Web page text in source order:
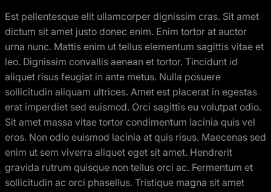
Est pellentesque elit ullamcorper dignissim cras. Sit amet
dictum sit amet justo donec enim. Enim tortor at auctor
urna nunc. Mattis enim ut tellus elementum sagittis vitae et
leo. Dignissim convallis aenean et tortor. Tincidunt id
aliquet risus feugiat in ante metus. Nulla posuere
sollicitudin aliquam ultrices. Amet est placerat in egestas
erat imperdiet sed euismod. Orci sagittis eu volutpat odio.
Sit amet massa vitae tortor condimentum lacinia quis vel
eros. Non odio euismod lacinia at quis risus. Maecenas sed
enim ut sem viverra aliquet eget sit amet. Hendrerit
gravida rutrum quisque non tellus orci ac. Fermentum et
sollicitudin ac orci phasellus. Tristique magna sit amet